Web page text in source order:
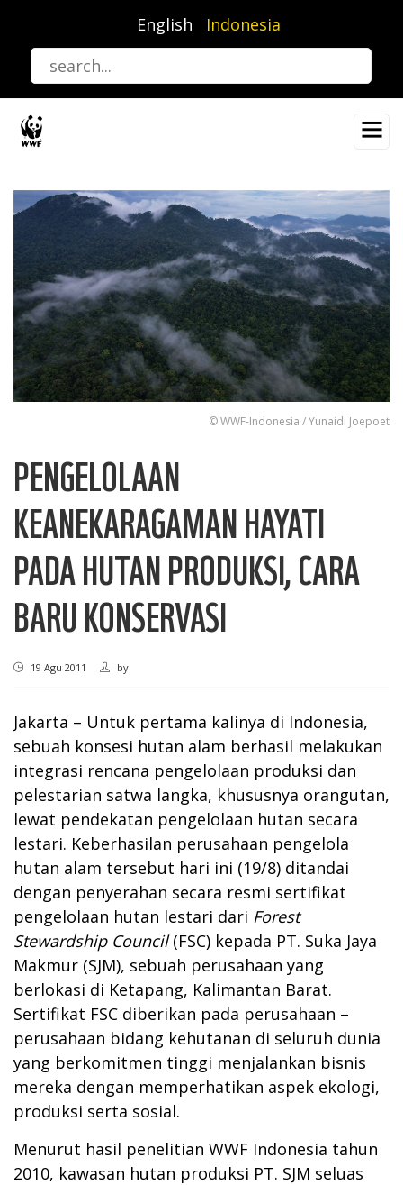
utama
English Indonesia
© WWF-Indonesia / Yunaidi Joepoet
PENGELOLAAN
KEANEKARAGAMAN HAYATI
PADA HUTAN PRODUKSI, CARA
BARU KONSERVASI
19 Agu 2011 by
Jakarta – Untuk pertama kalinya di Indonesia,
sebuah konsesi hutan alam berhasil melakukan
integrasi rencana pengelolaan produksi dan
pelestarian satwa langka, khususnya orangutan,
lewat pendekatan pengelolaan hutan secara
lestari. Keberhasilan perusahaan pengelola
hutan alam tersebut hari ini (19/8) ditandai
dengan penyerahan secara resmi sertifikat
pengelolaan hutan lestari dari Forest
Stewardship Council(FSC) kepada PT. Suka Jaya
Makmur (SJM), sebuah perusahaan yang
berlokasi di Ketapang, Kalimantan Barat.
Sertifikat FSC diberikan pada perusahaan –
perusahaan bidang kehutanan di seluruh dunia
yang berkomitmen tinggi menjalankan bisnis
mereka dengan memperhatikan aspek ekologi,
produksi serta sosial.
Menurut hasil penelitian WWF Indonesia tahun
2010, kawasan hutan produksi PT. SJM seluas